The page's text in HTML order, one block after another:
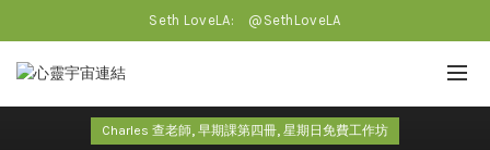
Seth LoveLA: @SethLoveLA
Charles 查老師, 早期課第四冊, 星期日免費工作坊